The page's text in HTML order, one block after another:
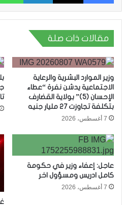
مقالات ذات صلة
وزير الموارد البشرية والرعاية
الاجتماعية يدشن نفرة “عطاء
الإحسان (5)” بولاية القضارف
بتكلفة تجاوزت 27 مليار جنيه
7 أغسطس، 2026
عاجل: إعفاء وزير في حكومة
كامل ادريس ومسؤول اخر
7 أغسطس، 2026